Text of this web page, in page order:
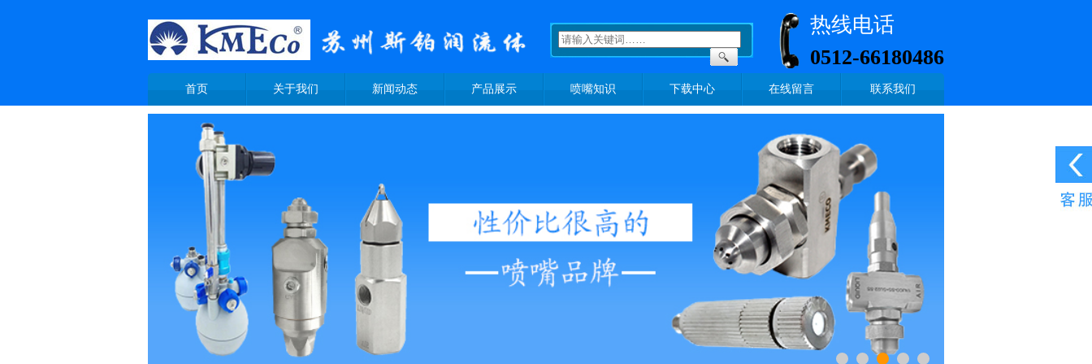
热线电话
0512-66180486
首页 关于我们 新闻动态 产品展示 喷嘴知识 下载中心 在线留言 联系我们